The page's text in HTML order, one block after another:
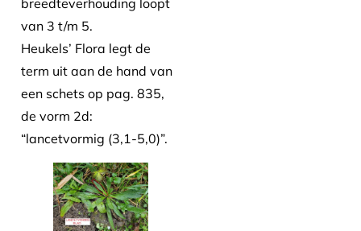
van 3 t/m 5.
Heukels’ Flora legt de
term uit aan de hand van
een schets op pag. 835,
de vorm 2d:
“lancetvormig (3,1-5,0)”.